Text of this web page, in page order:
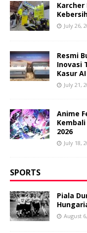
Karcher
July 26,
Resmi
Inovasi
Kasur AI
July 21,
Anime
Kembali
2026
July 18,
SPORTS
Piala
August